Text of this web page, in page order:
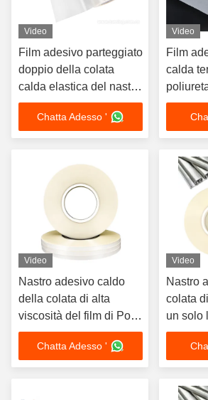
Video
Film adesivo parteggiato
doppio della colata
calda elastica del nastro
di Tpu per il tessuto di
tessuto
Chatta Adesso '
Video
Film
calda
tessuto
Video
Nastro adesivo caldo
della colata di alta
viscosità del film di Po
per il chiodo di U
Chatta Adesso '
Video
Nastro
colata
un solo